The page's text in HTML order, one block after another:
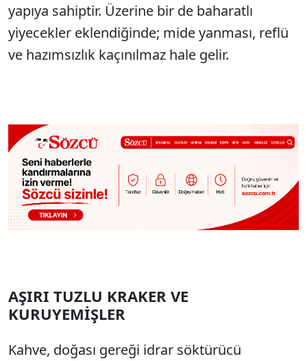
yapıya sahiptir. Üzerine bir de baharatlı
yiyecekler eklendiğinde; mide yanması, reflü
ve hazımsızlık kaçınılmaz hale gelir.
AŞIRI TUZLU KRAKER VE
KURUYEMİŞLER
Kahve, doğası gereği idrar söktürücü